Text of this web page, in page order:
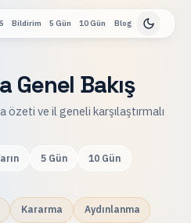
Bildirim 5 Gün 10 Gün Blog
Genel Bakış
ve il geneli karşılaştırmalı
5 Gün 10 Gün
Kararma Aydınlanma